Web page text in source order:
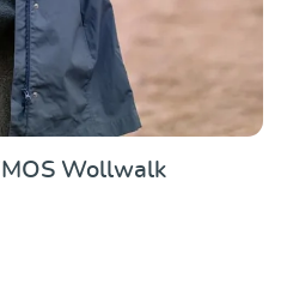
Wollwalk